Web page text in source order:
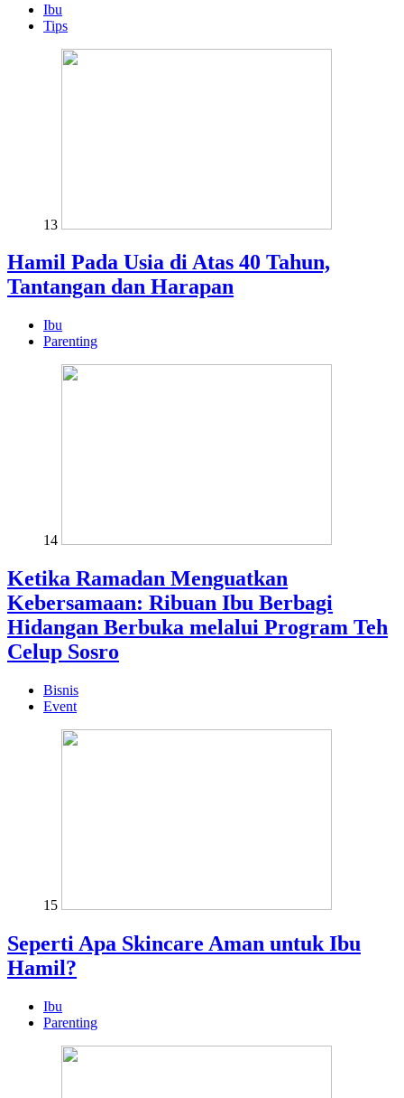
Ibu
Tips
13
Hamil Pada Usia di Atas 40 Tahun,
Tantangan dan Harapan
Ibu
Parenting
14
Ketika Ramadan Menguatkan
Kebersamaan: Ribuan Ibu Berbagi
Hidangan Berbuka melalui Program Teh
Celup Sosro
Bisnis
Event
15
Seperti Apa Skincare Aman untuk Ibu
Hamil?
Ibu
Parenting